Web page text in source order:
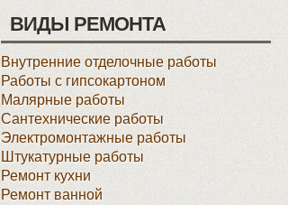
ВИДЫ РЕМОНТА
Внутренние отделочные работы
Работы с гипсокартоном
Малярные работы
Сантехнические работы
Электромонтажные работы
Штукатурные работы
Ремонт кухни
Ремонт ванной